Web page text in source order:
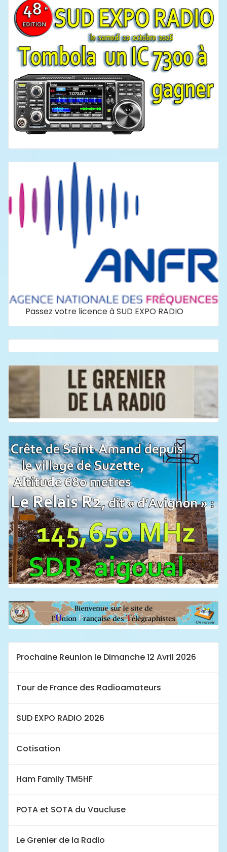
Passez votre licence à SUD EXPO RADIO
Prochaine Reunion le Dimanche 12 Avril 2026
Tour de France des Radioamateurs
SUD EXPO RADIO 2026
Cotisation
Ham Family TM5HF
POTA et SOTA du Vaucluse
Le Grenier de la Radio